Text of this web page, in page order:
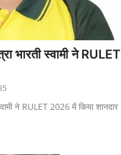
भारती स्वामी ने RULET
ने RULET 2026 में किया शानदार